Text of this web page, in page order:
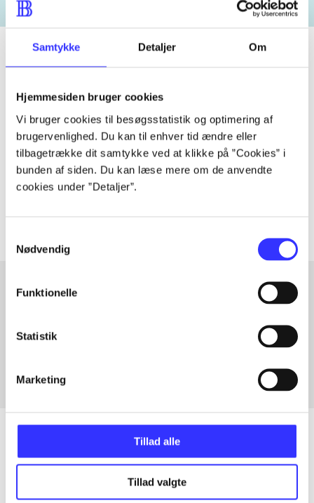
Samtykke Detaljer Om
Hjemmesiden bruger cookies
Vi bruger cookies til besøgsstatistik og optimering af
brugervenlighed. Du kan til enhver tid ændre eller
tilbagetrække dit samtykke ved at klikke på ”Cookies” i
bunden af siden. Du kan læse mere om de anvendte
cookies under ”Detaljer”.
Nødvendig
Funktionelle
Statistik
Marketing
Tillad alle
Tillad valgte
Tidsskrift
Artiklen er en del af
lorem ipsum dolor sit amet ...
Tidsskrift
handler ofte om
Fra
Alle registrerede artikler fordelt på udgivelser